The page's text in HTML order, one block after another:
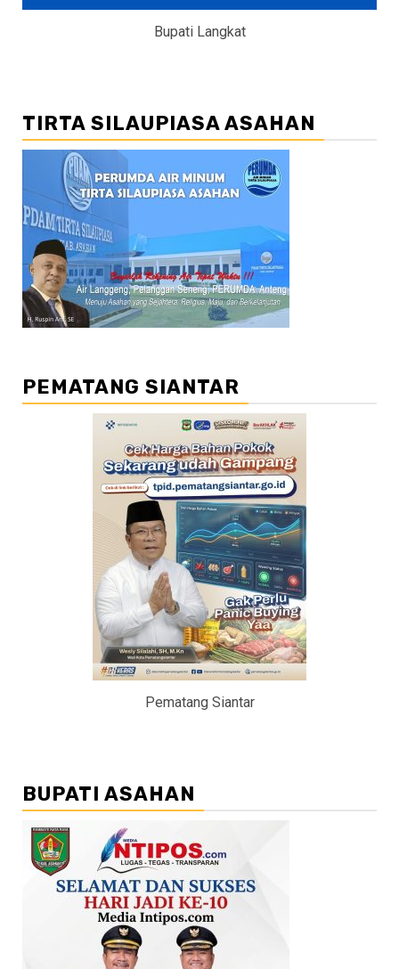
Bupati Langkat
TIRTA SILAUPIASA ASAHAN
PEMATANG SIANTAR
Pematang Siantar
BUPATI ASAHAN